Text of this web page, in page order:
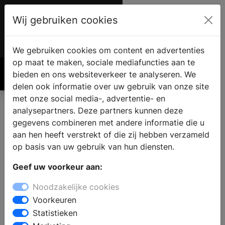
Account
€ 0.00
Zoek
4 X
geïntegreerde
Wij gebruiken cookies
We gebruiken cookies om content en advertenties
op maat te maken, sociale mediafuncties aan te
bieden en ons websiteverkeer te analyseren. We
delen ook informatie over uw gebruik van onze site
met onze social media-, advertentie- en
analysepartners. Deze partners kunnen deze
gegevens combineren met andere informatie die u
aan hen heeft verstrekt of die zij hebben verzameld
op basis van uw gebruik van hun diensten.
Geef uw voorkeur aan:
Noodzakelijke cookies
Voorkeuren
Statistieken